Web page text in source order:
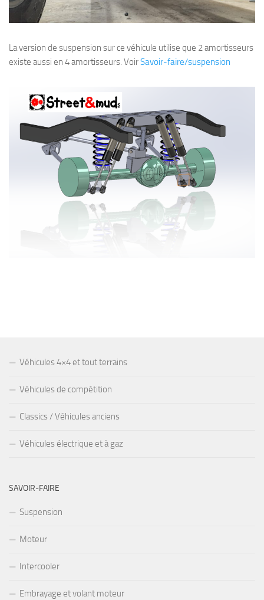
La version de suspension sur ce véhicule utilise que 2 amortisseurs
existe aussi en 4 amortisseurs. VoirSavoir-faire/suspension
Véhicules 4×4 et tout terrains
Véhicules de compétition
Classics / Véhicules anciens
Véhicules électrique et à gaz
SAVOIR-FAIRE
Suspension
Moteur
Intercooler
Embrayage et volant moteur